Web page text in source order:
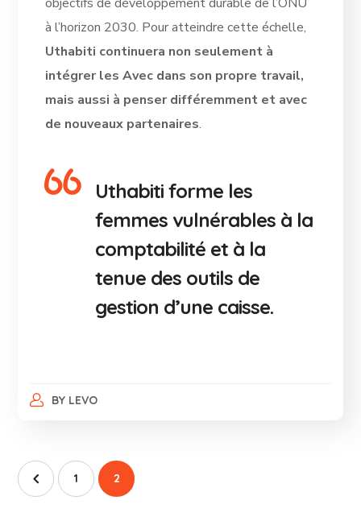
objectifs de développement durable de l’ONU
à l’horizon 2030. Pour atteindre cette échelle,
Uthabiti continuera non seulement à
intégrer les Avec dans son propre travail,
mais aussi à penser différemment et avec
de nouveaux partenaires.
Uthabiti forme les
femmes vulnérables à la
comptabilité et à la
tenue des outils de
gestion d’une caisse.
BY LEVO
1 2